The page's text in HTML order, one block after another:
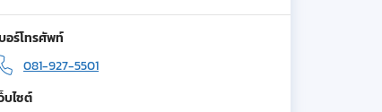
อร์โทรศัพท์
081-927-5501
บไซต์